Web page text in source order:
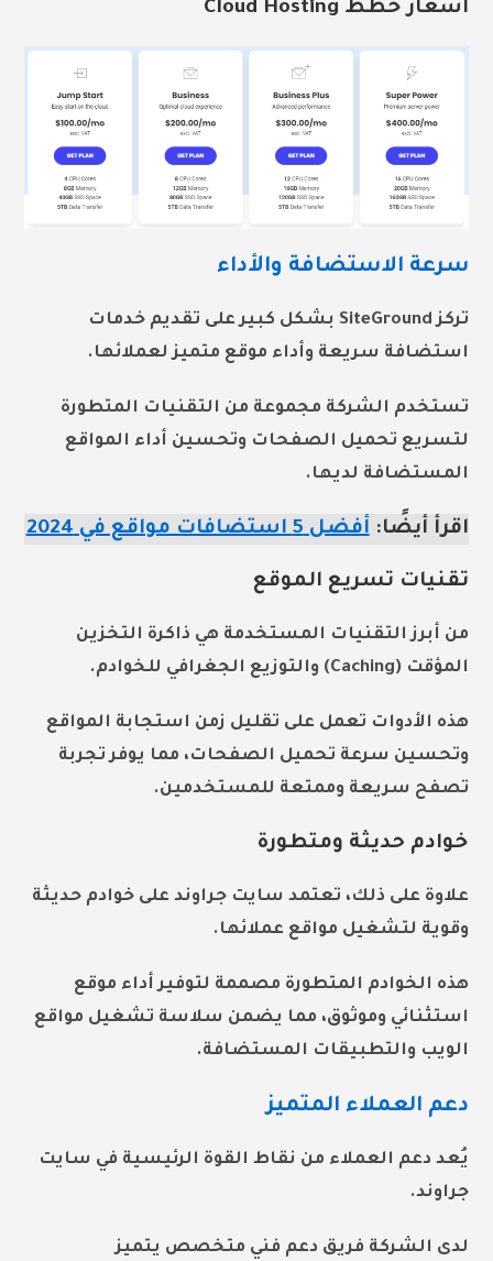
أسعار خطط Cloud Hosting
سرعة الاستضافة والأداء
تركز SiteGround بشكل كبير على تقديم خدمات
استضافة سريعة وأداء موقع متميز لعملائها.
تستخدم الشركة مجموعة من التقنيات المتطورة
لتسريع تحميل الصفحات وتحسين أداء المواقع
المستضافة لديها.
اقرأ أيضًا:أفضل 5 استضافات مواقع في 2024
تقنيات تسريع الموقع
من أبرز التقنيات المستخدمة هي ذاكرة التخزين
المؤقت (Caching) والتوزيع الجغرافي للخوادم.
هذه الأدوات تعمل على تقليل زمن استجابة المواقع
وتحسين سرعة تحميل الصفحات، مما يوفر تجربة
تصفح سريعة وممتعة للمستخدمين.
خوادم حديثة ومتطورة
علاوة على ذلك، تعتمد سايت جراوند على خوادم حديثة
وقوية لتشغيل مواقع عملائها.
هذه الخوادم المتطورة مصممة لتوفير أداء موقع
استثنائي وموثوق، مما يضمن سلاسة تشغيل مواقع
الويب والتطبيقات المستضافة.
دعم العملاء المتميز
يُعد دعم العملاء من نقاط القوة الرئيسية في سايت
جراوند.
لدى الشركة فريق دعم فني متخصص يتميز